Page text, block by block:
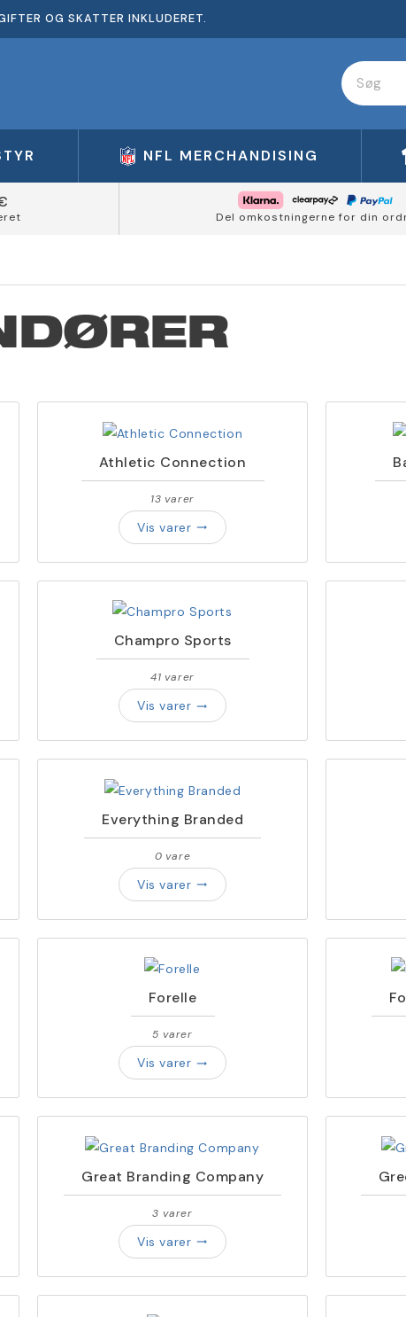
OG SKATTER INKLUDERET.
NFL MERCHANDISING
Del omkostningerne for din
Athletic Connection
13 varer
Vis varer trending_flat
Champro Sports
41 varer
Vis varer trending_flat
Everything Branded
0 vare
Vis varer trending_flat
Forelle
5 varer
Vis varer trending_flat
Great Branding Company
3 varer
Vis varer trending_flat